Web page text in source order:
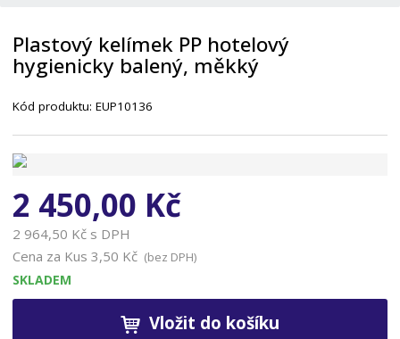
í
s
r
Plastový kelímek PP hotelový
hygienicky balený, měkký
Kód produktu:EUP10136
d
a
a
e
l
2 450,00 Kč
2 964,50 Kč s DPH
Cena za Kus 3,50 Kč (bez DPH)
SKLADEM
Vložit do košíku